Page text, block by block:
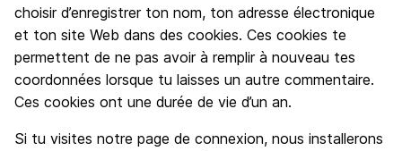
choisir d’enregistrer ton nom, ton adresse électronique
et ton site Web dans des cookies. Ces cookies te
permettent de ne pas avoir à remplir à nouveau tes
coordonnées lorsque tu laisses un autre commentaire.
Ces cookies ont une durée de vie d’un an.
Si tu visites notre page de connexion, nous installerons